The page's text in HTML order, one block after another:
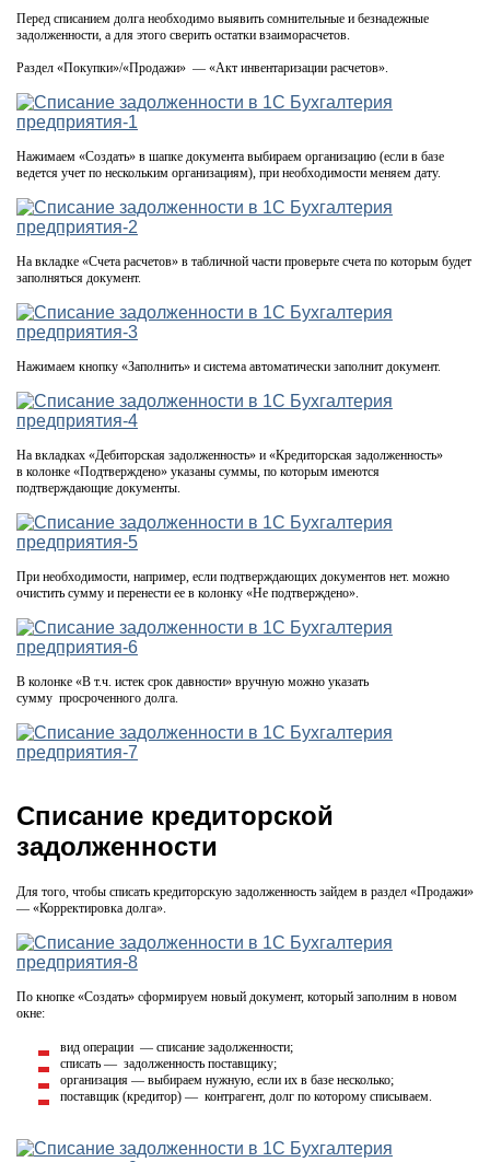
Перед списанием долга необходимо выявить сомнительные и безнадежные
задолженности, а для этого сверить остатки взаиморасчетов.
Раздел «Покупки»/«Продажи» — «Акт инвентаризации расчетов».
Нажимаем «Создать» в шапке документа выбираем организацию (если в базе
ведется учет по нескольким организациям), при необходимости меняем дату.
На вкладке «Счета расчетов» в табличной части проверьте счета по которым будет
заполняться документ.
Нажимаем кнопку «Заполнить» и система автоматически заполнит документ.
На вкладках «Дебиторская задолженность» и «Кредиторская задолженность»
в колонке «Подтверждено» указаны суммы, по которым имеются
подтверждающие документы.
При необходимости, например, если подтверждающих документов нет. можно
очистить сумму и перенести ее в колонку «Не подтверждено».
В колонке «В т.ч. истек срок давности» вручную можно указать
сумму просроченного долга.
Списание кредиторской
задолженности
Для того, чтобы списать кредиторскую задолженность зайдем в раздел «Продажи»
— «Корректировка долга».
По кнопке «Создать» сформируем новый документ, который заполним в новом
окне:
вид операции — списание задолженности;
списать — задолженность поставщику;
организация — выбираем нужную, если их в базе несколько;
поставщик (кредитор) — контрагент, долг по которому списываем.